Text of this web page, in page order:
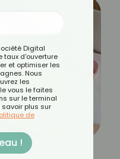
Digital
taux d'ouverture
et optimiser les
Nous
les
vous le faites
sur le terminal
savoir plus sur
de
!